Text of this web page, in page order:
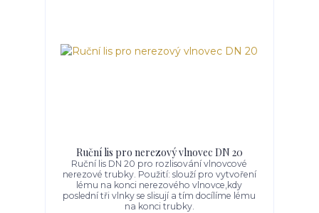
Ruční lis pro nerezový vlnovec DN 20
Ruční lis DN 20 pro rozlisování vlnovcové
nerezové trubky. Použití: slouží pro vytvoření
lému na konci nerezového vlnovce,kdy
poslední tři vlnky se slisují a tím docílíme lému
na konci trubky.